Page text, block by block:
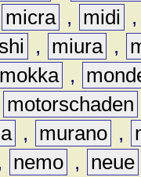
micra , midi
, miura ,
mokka ,
motorschaden
, murano ,
nemo , neue